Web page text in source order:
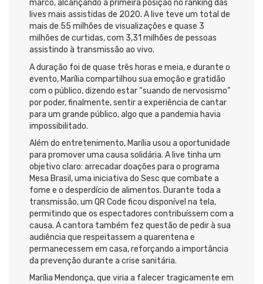
marco, alcançando a primeira posição no ranking das
lives mais assistidas de 2020. A live teve um total de
mais de 55 milhões de visualizações e quase 3
milhões de curtidas, com 3,31 milhões de pessoas
assistindo à transmissão ao vivo.
A duração foi de quase três horas e meia, e durante o
evento, Marília compartilhou sua emoção e gratidão
com o público, dizendo estar “suando de nervosismo”
por poder, finalmente, sentir a experiência de cantar
para um grande público, algo que a pandemia havia
impossibilitado.
Além do entretenimento, Marília usou a oportunidade
para promover uma causa solidária. A live tinha um
objetivo claro: arrecadar doações para o programa
Mesa Brasil, uma iniciativa do Sesc que combate a
fome e o desperdício de alimentos. Durante toda a
transmissão, um QR Code ficou disponível na tela,
permitindo que os espectadores contribuíssem com a
causa. A cantora também fez questão de pedir à sua
audiência que respeitassem a quarentena e
permanecessem em casa, reforçando a importância
da prevenção durante a crise sanitária.
Marília Mendonça, que viria a falecer tragicamente em